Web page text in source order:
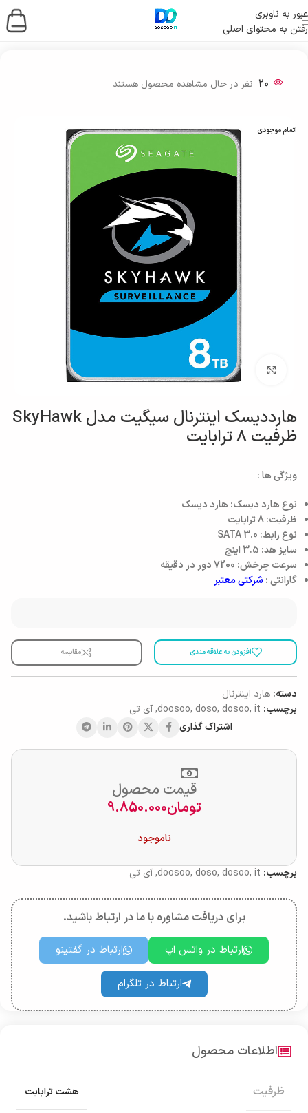
عبور به ناوبری
رفتن به محتوای اصلی
خانه/ ذخیره ساز اطلاعات
20 نفر در حال مشاهده محصول هستند
اتمام موجودی
بزرگنمایی تصویر
هارددیسک اینترنال سیگیت مدل SkyHawk
ظرفیت 8 ترابایت
ویژگی ها :
نوع هارد دیسک: هارد دیسک
ظرفیت: 8 ترابایت
نوع رابط: SATA 3.0
سایز هد: 3.5 اینچ
سرعت چرخش: 7200 دور در دقیقه
گارانتی : شرکتی معتبر
افزودن به علاقه مندی مقایسه
دسته: هارد اینترنال
برچسب:
doosoo, doso, dosoo, it
,آی تی
اشتراک گذاری
قیمت محصول
تومان9.850.000
ناموجود
برچسب: doosoo, doso, dosoo, it
,آی تی
برای دریافت مشاوره با ما در ارتباط باشید.
ارتباط در واتس اپ ارتباط در گفتینو
ارتباط در تلگرام
اطلاعات محصول
ظرفیت هشت ترابایت